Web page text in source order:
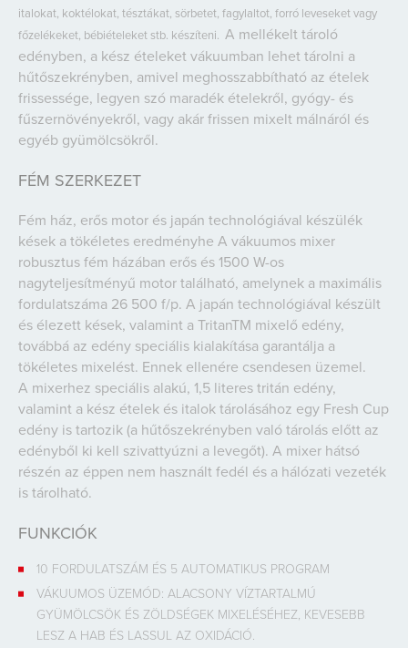
italokat, koktélokat, tésztákat, sörbetet, fagylaltot, forró leveseket vagy
főzelékeket, bébiételeket stb. készíteni. A mellékelt tároló
edényben, a kész ételeket vákuumban lehet tárolni a
hűtőszekrényben, amivel meghosszabbítható az ételek
frissessége, legyen szó maradék ételekről, gyógy- és
fűszernövényekről, vagy akár frissen mixelt málnáról és
egyéb gyümölcsökről.
FÉM SZERKEZET
Fém ház, erős motor és japán technológiával készülék
kések a tökéletes eredményhe A vákuumos mixer
robusztus fém házában erős és 1500 W-os
nagyteljesítményű motor található, amelynek a maximális
fordulatszáma 26 500 f/p. A japán technológiával készült
és élezett kések, valamint a TritanTM mixelő edény,
továbbá az edény speciális kialakítása garantálja a
tökéletes mixelést. Ennek ellenére csendesen üzemel.
A mixerhez speciális alakú, 1,5 literes tritán edény,
valamint a kész ételek és italok tárolásához egy Fresh Cup
edény is tartozik (a hűtőszekrényben való tárolás előtt az
edényből ki kell szivattyúzni a levegőt). A mixer hátsó
részén az éppen nem használt fedél és a hálózati vezeték
is tárolható.
FUNKCIÓK
10 FORDULATSZÁM ÉS 5 AUTOMATIKUS PROGRAM
VÁKUUMOS ÜZEMÓD: ALACSONY VÍZTARTALMÚ
GYÜMÖLCSÖK ÉS ZÖLDSÉGEK MIXELÉSÉHEZ, KEVESEBB
LESZ A HAB ÉS LASSUL AZ OXIDÁCIÓ.